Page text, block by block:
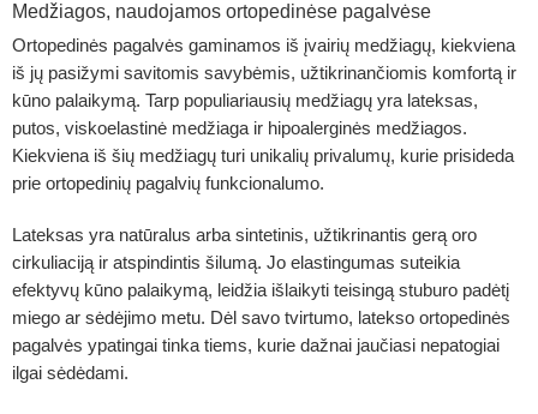
Medžiagos, naudojamos ortopedinėse pagalvėse
Ortopedinės pagalvės gaminamos iš įvairių medžiagų, kiekviena
iš jų pasižymi savitomis savybėmis, užtikrinančiomis komfortą ir
kūno palaikymą. Tarp populiariausių medžiagų yra lateksas,
putos, viskoelastinė medžiaga ir hipoalerginės medžiagos.
Kiekviena iš šių medžiagų turi unikalių privalumų, kurie prisideda
prie ortopedinių pagalvių funkcionalumo.
Lateksas yra natūralus arba sintetinis, užtikrinantis gerą oro
cirkuliaciją ir atspindintis šilumą. Jo elastingumas suteikia
efektyvų kūno palaikymą, leidžia išlaikyti teisingą stuburo padėtį
miego ar sėdėjimo metu. Dėl savo tvirtumo, latekso ortopedinės
pagalvės ypatingai tinka tiems, kurie dažnai jaučiasi nepatogiai
ilgai sėdėdami.